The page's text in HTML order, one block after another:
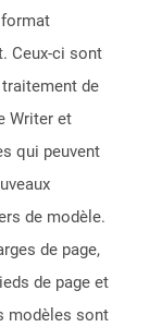
Ceux-ci sont
de
Writer et
qui peuvent
de modèle.
de page,
de page et
modèles sont